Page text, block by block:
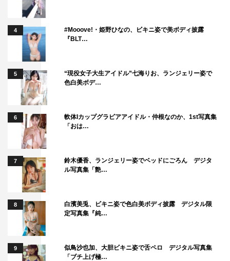
4
#Mooove!・姫野ひなの、ビキニ姿で美ボディ披露
『BLT…
5
“現役女子大生アイドル”七海りお、ランジェリー姿で
色白美ボデ…
6
軟体Iカップグラビアアイドル・仲根なのか、1st写真集
「おは…
7
鈴木優香、ランジェリー姿でベッドにごろん デジタ
ル写真集「艶…
8
白濱美兎、ビキニ姿で色白美ボディ披露 デジタル限
定写真集『純…
9
似鳥沙也加、大胆ビキニ姿で舌ペロ デジタル写真集
「ブチ上げ極…